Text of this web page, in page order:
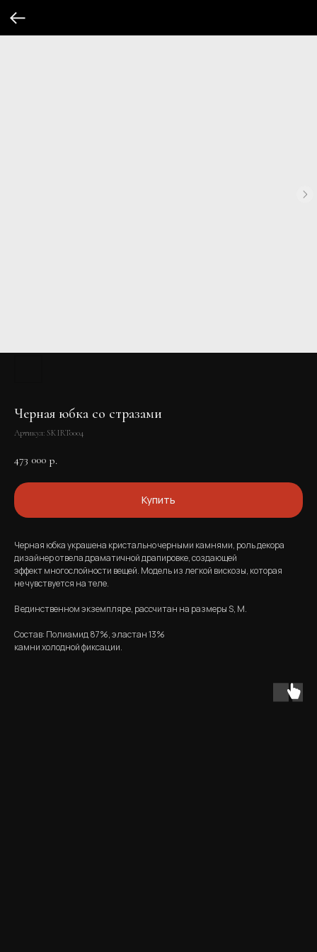
Черная юбка со стразами
Артикул: SKIRT0004
473 000 р.
Купить
Черная юбка украшена кристально черными камнями, роль декора
дизайнер отвела драматичной драпировке, создающей
эффект многослойности вещей. Модель из легкой вискозы, которая
не чувствуется на теле.
В единственном экземпляре, рассчитан на размеры S, M.​
Состав: Полиамид 87%, эластан 13%​
камни холодной фиксации.